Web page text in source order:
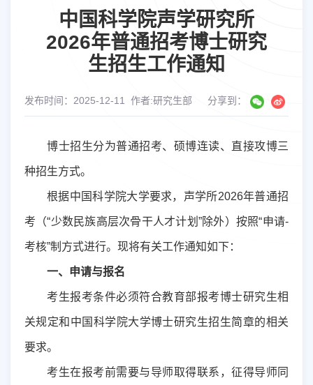
中国科学院声学研究所
2026年普通招考博士研究
生招生工作通知
发布时间：2025-12-11 作者:研究生部 分享到：
博士招生分为普通招考、硕博连读、直接攻博三
种招生方式。
根据中国科学院大学要求， 声学所2026年普通招
考（“少数民族高层次骨干人才计划”除外）按照“申请-
考核”制方式进行。 现将有关工作通知如下：
一、申请与报名
考生报考条件必须符合教育部报考博士研究生相
关规定和中国科学院大学博士研究生招生简章的相关
要求。
考生在报考前需要与导师取得联系 ， 征得导师同